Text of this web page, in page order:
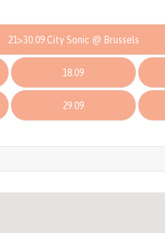
21>30.09 City Sonic @ Brussels
18.09
29.09